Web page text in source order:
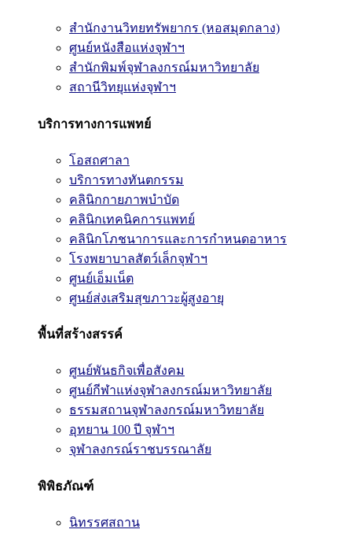
สำนักงานวิทยทรัพยากร (หอสมุดกลาง)
ศูนย์หนังสือแห่งจุฬาฯ
สำนักพิมพ์จุฬาลงกรณ์มหาวิทยาลัย
สถานีวิทยุแห่งจุฬาฯ
บริการทางการแพทย์
โอสถศาลา
บริการทางทันตกรรม
คลินิกกายภาพบำบัด
คลินิกเทคนิคการแพทย์
คลินิกโภชนาการและการกำหนดอาหาร
โรงพยาบาลสัตว์เล็กจุฬาฯ
ศูนย์เอ็มเน็ต
ศูนย์ส่งเสริมสุขภาวะผู้สูงอายุ
พื้นที่สร้างสรรค์
ศูนย์พันธกิจเพื่อสังคม
ศูนย์กีฬาแห่งจุฬาลงกรณ์มหาวิทยาลัย
ธรรมสถานจุฬาลงกรณ์มหาวิทยาลัย
อุทยาน 100 ปี จุฬาฯ
จุฬาลงกรณ์ราชบรรณาลัย
พิพิธภัณฑ์
นิทรรศสถาน